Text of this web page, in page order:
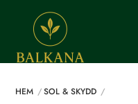
HEM SOL & SKYDD